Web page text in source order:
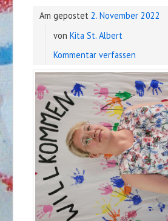
Am gepostet 2. November 2022
von Kita St. Albert
Kommentar verfassen